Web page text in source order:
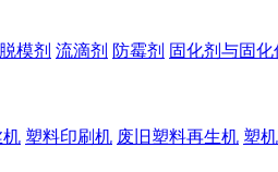
脱模剂 流滴剂 防霉剂 固化剂与固化
机 塑料印刷机 废旧塑料再生机 塑